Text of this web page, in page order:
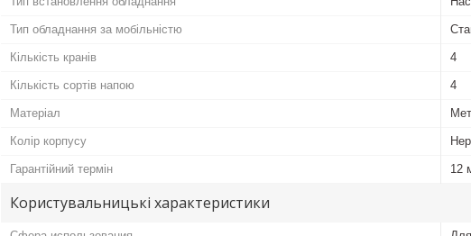
Тип обладнання за мобільністю
Кількість кранів 4
Кількість сортів напою 4
Матеріал
Колір корпусу
Гарантійний термін 12
Користувальницькі характеристики